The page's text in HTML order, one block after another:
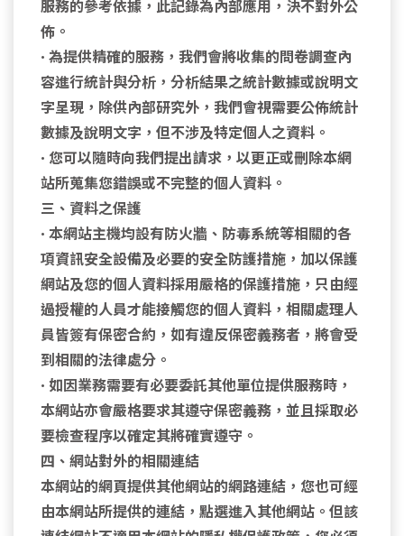
服務的參考依據，此記錄為內部應用，決不對外公
佈。
• 為提供精確的服務，我們會將收集的問卷調查內
容進行統計與分析，分析結果之統計數據或說明文
字呈現，除供內部研究外，我們會視需要公佈統計
數據及說明文字，但不涉及特定個人之資料。
• 您可以隨時向我們提出請求，以更正或刪除本網
站所蒐集您錯誤或不完整的個人資料。
三、資料之保護
• 本網站主機均設有防火牆、防毒系統等相關的各
項資訊安全設備及必要的安全防護措施，加以保護
網站及您的個人資料採用嚴格的保護措施，只由經
過授權的人員才能接觸您的個人資料，相關處理人
員皆簽有保密合約，如有違反保密義務者，將會受
到相關的法律處分。
• 如因業務需要有必要委託其他單位提供服務時，
本網站亦會嚴格要求其遵守保密義務，並且採取必
要檢查程序以確定其將確實遵守。
四、網站對外的相關連結
本網站的網頁提供其他網站的網路連結，您也可經
由本網站所提供的連結，點選進入其他網站。但該